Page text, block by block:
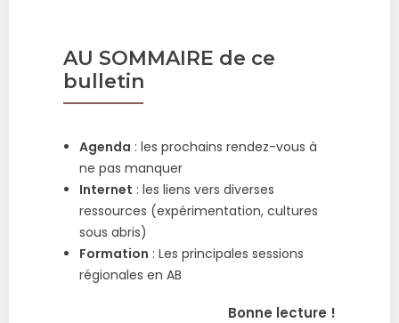
AU SOMMAIRE de ce
bulletin
Agenda : les prochains rendez-vous à
ne pas manquer
Internet : les liens vers diverses
ressources (expérimentation, cultures
sous abris)
Formation : Les principales sessions
régionales en AB
Bonne lecture !